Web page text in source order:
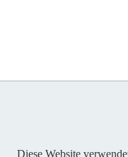
Diese Website